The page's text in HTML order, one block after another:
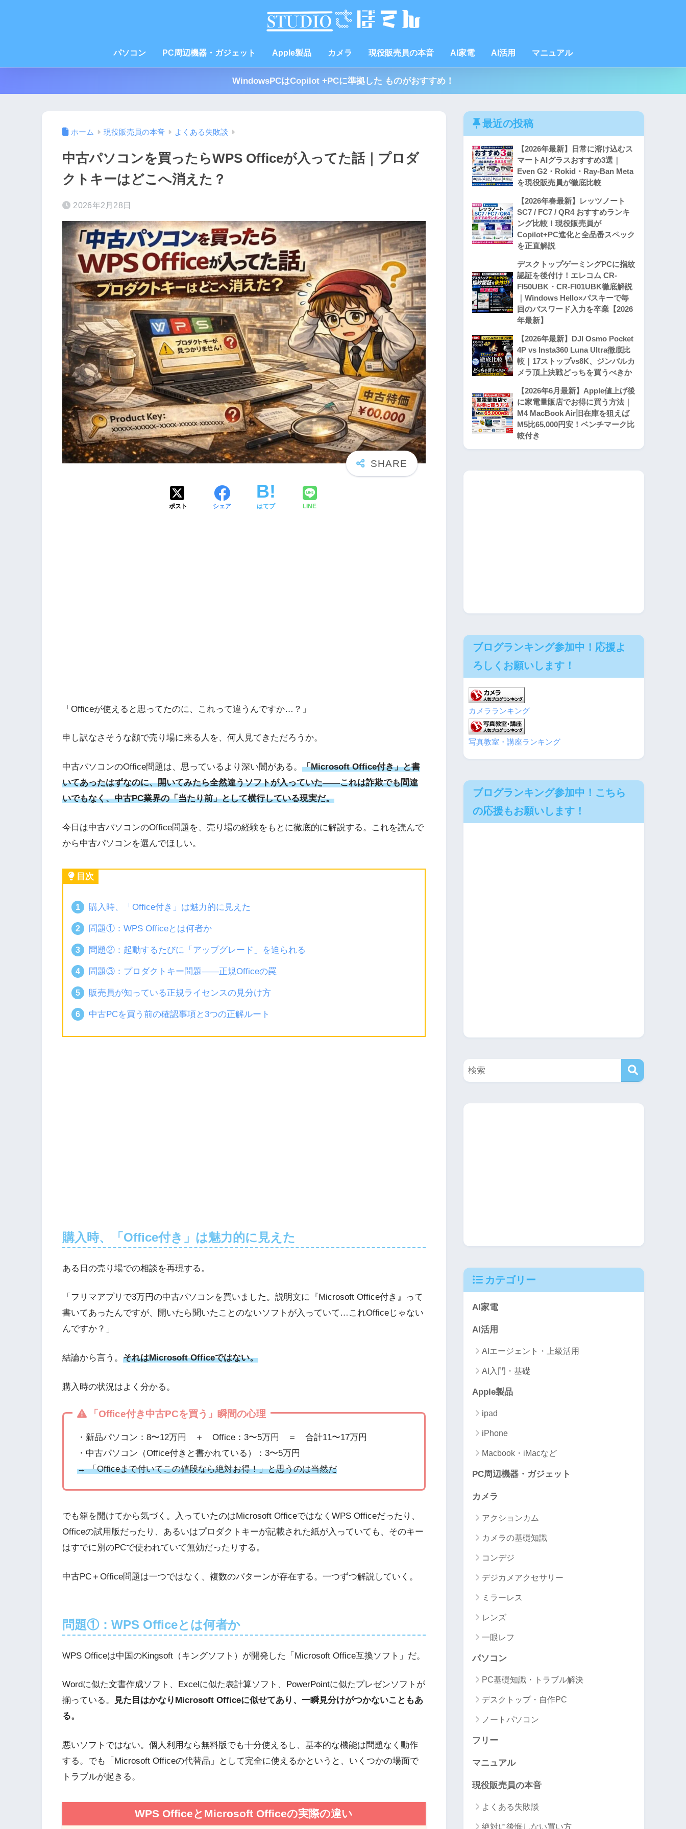
パソコン PC周辺機器・ガジェット Apple製品 カメラ 現役販売員の本音 AI家電 AI活用 マニュアル
WindowsPCはCopilot +PCに準拠した ものがおすすめ！
ホーム 現役販売員の本音 よくある失敗談
中古パソコンを買ったらWPS Officeが入ってた話｜プロダ
クトキーはどこへ消えた？
2026年2月28日
ポスト シェア はてブ LINE
「Officeが使えると思ってたのに、これって違うんですか…？」
申し訳なさそうな顔で売り場に来る人を、何人見てきただろうか。
中古パソコンのOffice問題は、思っているより深い闇がある。 「Microsoft Office付き」と書
いてあったはずなのに、開いてみたら全然違うソフトが入っていた——これは詐欺でも間違
いでもなく、中古PC業界の「当たり前」として横行している現実だ。
今日は中古パソコンのOffice問題を、売り場の経験をもとに徹底的に解説する。これを読んで
から中古パソコンを選んでほしい。
目次
購入時、「Office付き」は魅力的に見えた
問題①：WPS Officeとは何者か
問題②：起動するたびに「アップグレード」を迫られる
問題③：プロダクトキー問題——正規Officeの罠
販売員が知っている正規ライセンスの見分け方
中古PCを買う前の確認事項と3つの正解ルート
購入時、「Office付き」は魅力的に見えた
ある日の売り場での相談を再現する。
「フリマアプリで3万円の中古パソコンを買いました。説明文に『Microsoft Office付き』って
書いてあったんですが、開いたら聞いたことのないソフトが入っていて…これOfficeじゃない
んですか？」
結論から言う。 それはMicrosoft Officeではない。
購入時の状況はよく分かる。
「Office付き中古PCを買う」瞬間の心理
・新品パソコン：8〜12万円 ＋ Office：3〜5万円 ＝ 合計11〜17万円
・中古パソコン（Office付きと書かれている）：3〜5万円
→ 「Officeまで付いてこの値段なら絶対お得！」と思うのは当然だ
でも箱を開けてから気づく。入っていたのはMicrosoft OfficeではなくWPS Officeだったり、
Officeの試用版だったり、あるいはプロダクトキーが記載された紙が入っていても、そのキー
はすでに別のPCで使われていて無効だったりする。
中古PC＋Office問題は一つではなく、複数のパターンが存在する。一つずつ解説していく。
問題①：WPS Officeとは何者か
WPS Officeは中国のKingsoft（キングソフト）が開発した「Microsoft Office互換ソフト」だ。
Wordに似た文書作成ソフト、Excelに似た表計算ソフト、PowerPointに似たプレゼンソフトが
揃っている。
見た目はかなりMicrosoft Officeに似せてあり、一瞬見分けがつかないこともあ
る。
悪いソフトではない。個人利用なら無料版でも十分使えるし、基本的な機能は問題なく動作
する。でも「Microsoft Officeの代替品」として完全に使えるかというと、いくつかの場面で
トラブルが起きる。
WPS OfficeとMicrosoft Officeの実際の違い
最近の投稿
【2026年最新】日常に溶け込むス
マートAIグラスおすすめ3選｜
Even G2・Rokid・Ray-Ban Meta
を現役販売員が徹底比較
【2026年春最新】レッツノート
SC7 / FC7 / QR4 おすすめランキ
ング比較！現役販売員が
Copilot+PC進化と全品番スペック
を正直解説
デスクトップゲーミングPCに指紋
認証を後付け！エレコム CR-
FI50UBK・CR-FI01UBK徹底解説
｜Windows Hello×パスキーで毎
回のパスワード入力を卒業【2026
年最新】
【2026年最新】DJI Osmo Pocket
4P vs Insta360 Luna Ultra徹底比
較｜17ストップvs8K、ジンバルカ
メラ頂上決戦どっちを買うべきか
【2026年6月最新】Apple値上げ後
に家電量販店でお得に買う方法｜
M4 MacBook Air旧在庫を狙えば
M5比65,000円安！ベンチマーク比
較付き
ブログランキング参加中！応援よ
ろしくお願いします！
カメラランキング
写真教室・講座ランキング
ブログランキング参加中！こちら
の応援もお願いします！
カテゴリー
AI家電
AI活用
AIエージェント・上級活用
AI入門・基礎
Apple製品
ipad
iPhone
Macbook・iMacなど
PC周辺機器・ガジェット
カメラ
アクションカム
カメラの基礎知識
コンデジ
デジカメアクセサリー
ミラーレス
レンズ
一眼レフ
パソコン
PC基礎知識・トラブル解決
デスクトップ・自作PC
ノートパソコン
フリー
マニュアル
現役販売員の本音
よくある失敗談
絶対に後悔しない買い方